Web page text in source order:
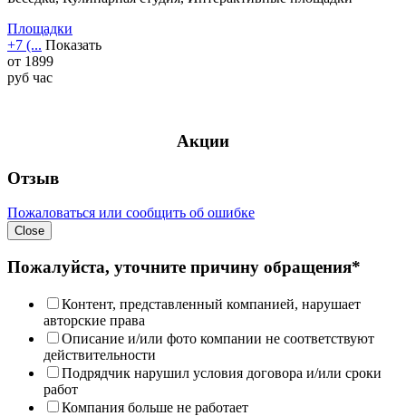
Площадки
+7 (... Показать
от 1899
руб час
Акции
Отзыв
Пожаловаться или сообщить об ошибке
Close
Пожалуйста, уточните причину обращения*
Контент, представленный компанией, нарушает
авторские права
Описание и/или фото компании не соответствуют
действительности
Подрядчик нарушил условия договора и/или сроки
работ
Компания больше не работает